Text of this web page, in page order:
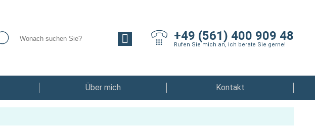
+49 (561) 400 909 48
Rufen Sie mich an, ich berate Sie gerne!
Über mich Kontakt